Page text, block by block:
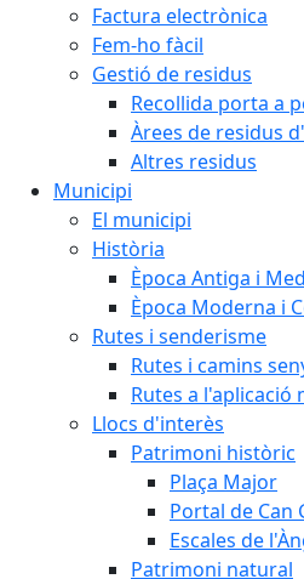
Factura electrònica
Fem-ho fàcil
Gestió de residus
Recollida porta a
Àrees de residus
Altres residus
Municipi
El municipi
Història
Època Antiga i
Època Moderna i
Rutes i senderisme
Rutes i camins
Rutes a l'aplicació
Llocs d'interès
Patrimoni històric
Plaça Major
Portal de Can
Escales de
Patrimoni natural